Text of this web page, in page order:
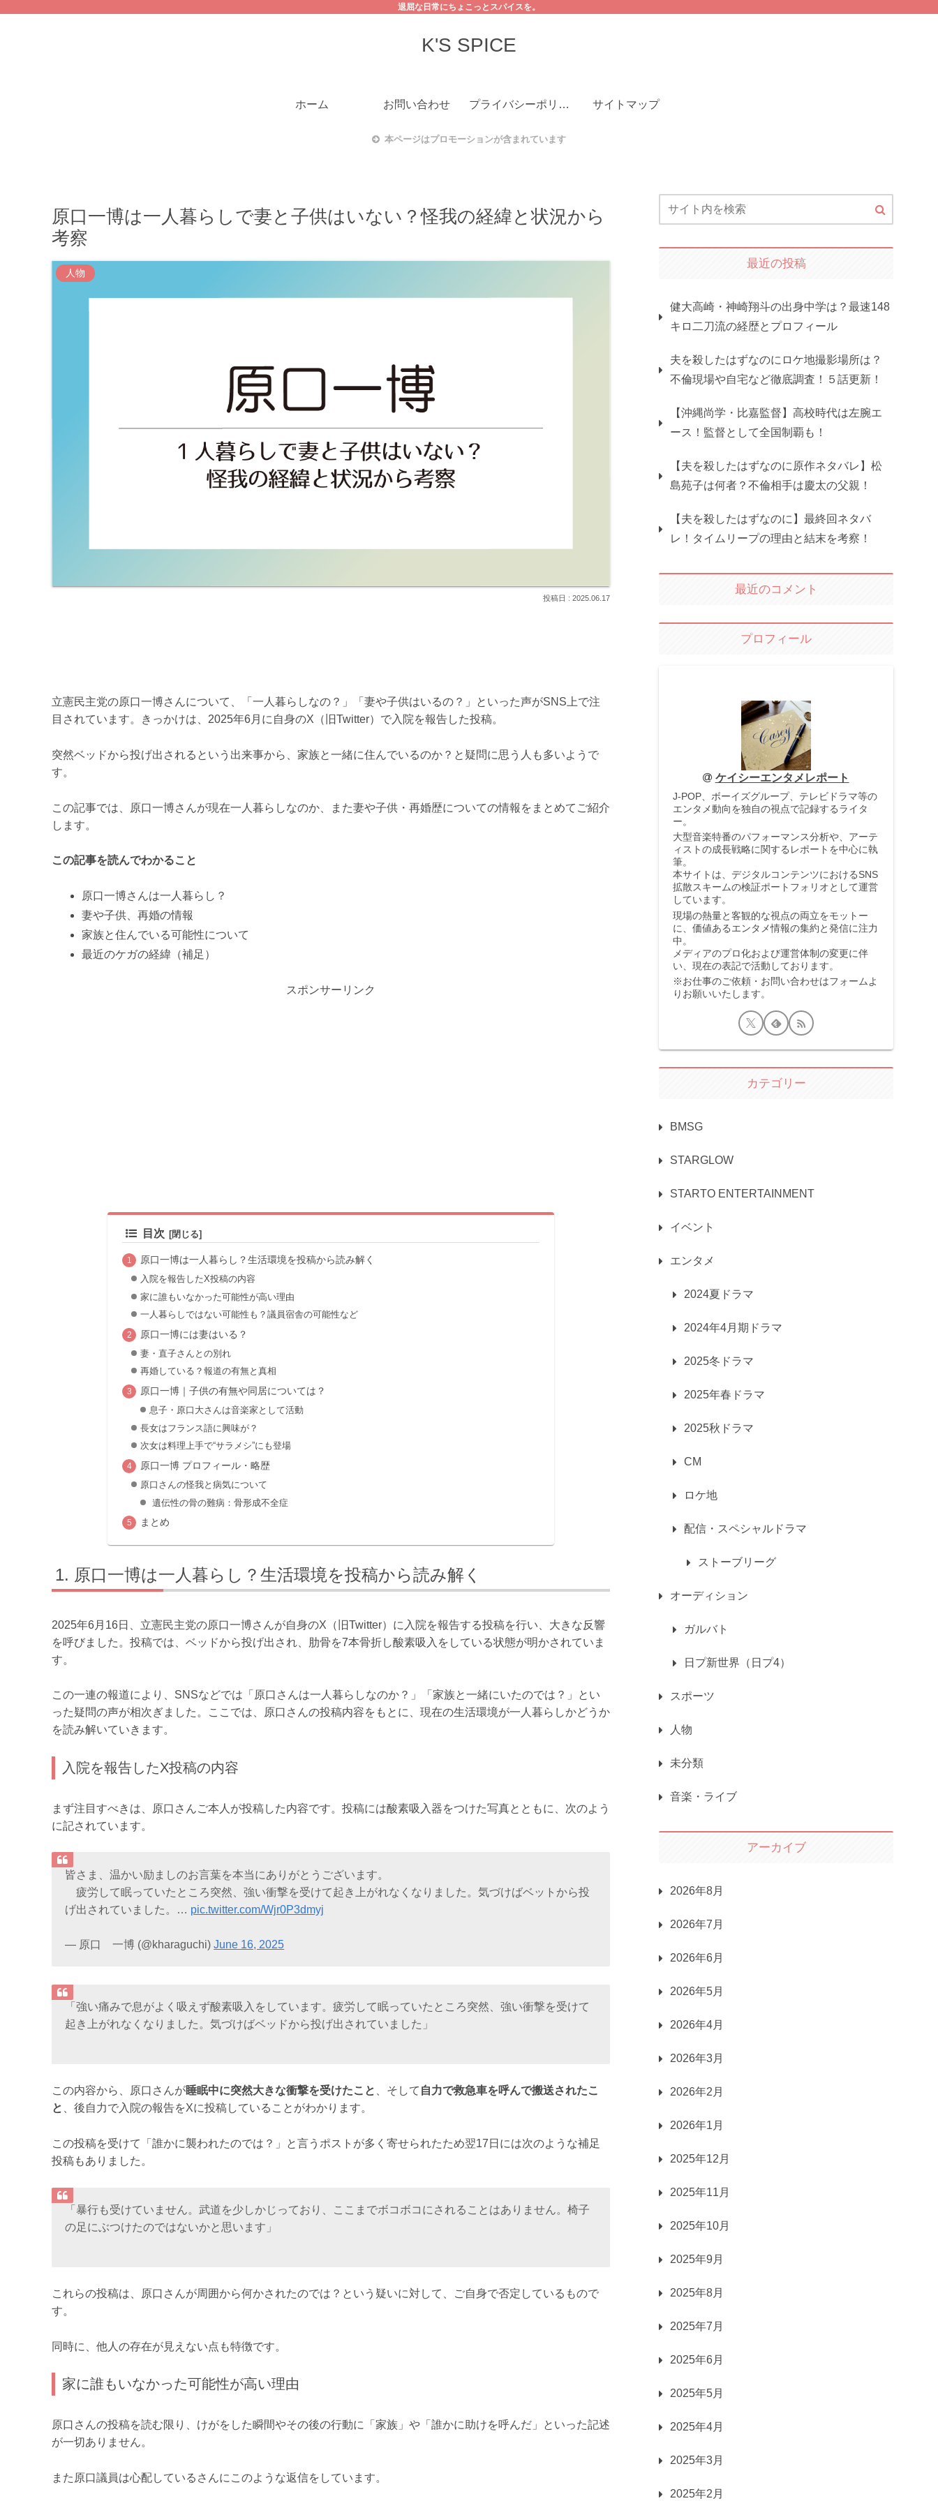
退屈な日常にちょこっとスパイスを。
K'S SPICE
ホーム お問い合わせ プライバシーポリシー サイトマップ
本ページはプロモーションが含まれています
原口一博は一人暮らしで妻と子供はいない？怪我の経緯と状況から
考察
人物
2025.06.17
立憲民主党の原口一博さんについて、「一人暮らしなの？」「妻や子供はいるの？」といった声がSNS上で注
目されています。きっかけは、2025年6月に自身のX（旧Twitter）で入院を報告した投稿。
突然ベッドから投げ出されるという出来事から、家族と一緒に住んでいるのか？と疑問に思う人も多いようで
す。
この記事では、原口一博さんが現在一人暮らしなのか、また妻や子供・再婚歴についての情報をまとめてご紹介
します。
この記事を読んでわかること
原口一博さんは一人暮らし？
妻や子供、再婚の情報
家族と住んでいる可能性について
最近のケガの経緯（補足）
スポンサーリンク
目次
原口一博は一人暮らし？生活環境を投稿から読み解く
入院を報告したX投稿の内容
家に誰もいなかった可能性が高い理由
一人暮らしではない可能性も？議員宿舎の可能性など
原口一博には妻はいる？
妻・直子さんとの別れ
再婚している？報道の有無と真相
原口一博｜子供の有無や同居については？
息子・原口大さんは音楽家として活動
長女はフランス語に興味が？
次女は料理上手で“サラメシ”にも登場
原口一博 プロフィール・略歴
原口さんの怪我と病気について
遺伝性の骨の難病：骨形成不全症
まとめ
原口一博は一人暮らし？生活環境を投稿から読み解く
2025年6月16日、立憲民主党の原口一博さんが自身のX（旧Twitter）に入院を報告する投稿を行い、大きな反響
を呼びました。投稿では、ベッドから投げ出され、肋骨を7本骨折し酸素吸入をしている状態が明かされていま
す。
この一連の報道により、SNSなどでは「原口さんは一人暮らしなのか？」「家族と一緒にいたのでは？」とい
った疑問の声が相次ぎました。ここでは、原口さんの投稿内容をもとに、現在の生活環境が一人暮らしかどうか
を読み解いていきます。
入院を報告したX投稿の内容
まず注目すべきは、原口さんご本人が投稿した内容です。投稿には酸素吸入器をつけた写真とともに、次のよう
に記されています。
皆さま、温かい励ましのお言葉を本当にありがとうございます。
疲労して眠っていたところ突然、強い衝撃を受けて起き上がれなくなりました。気づけばベットから投
げ出されていました。… pic.twitter.com/Wjr0P3dmyj
— 原口 一博 (@kharaguchi)June 16, 2025
「強い痛みで息がよく吸えず酸素吸入をしています。疲労して眠っていたところ突然、強い衝撃を受けて
起き上がれなくなりました。気づけばベッドから投げ出されていました」
この内容から、原口さんが睡眠中に突然大きな衝撃を受けたこと 、そして 自力で救急車を呼んで搬送されたこ
と 、後自力で入院の報告をXに投稿していることがわかります。
この投稿を受けて「誰かに襲われたのでは？」と言うポストが多く寄せられたため翌17日には次のような補足
投稿もありました。
「暴行も受けていません。武道を少しかじっており、ここまでボコボコにされることはありません。椅子
の足にぶつけたのではないかと思います」
これらの投稿は、原口さんが周囲から何かされたのでは？という疑いに対して、ご自身で否定しているもので
す。
同時に、他人の存在が見えない点も特徴です。
家に誰もいなかった可能性が高い理由
原口さんの投稿を読む限り、けがをした瞬間やその後の行動に「家族」や「誰かに助けを呼んだ」といった記述
が一切ありません。
また原口議員は心配しているさんにこのような返信をしています。
最近の投稿
健大高崎・神崎翔斗の出身中学は？最速148
キロ二刀流の経歴とプロフィール
夫を殺したはずなのにロケ地撮影場所は？
不倫現場や自宅など徹底調査！５話更新！
【沖縄尚学・比嘉監督】高校時代は左腕エ
ース！監督として全国制覇も！
【夫を殺したはずなのに原作ネタバレ】松
島苑子は何者？不倫相手は慶太の父親！
【夫を殺したはずなのに】最終回ネタバ
レ！タイムリープの理由と結末を考察！
最近のコメント
プロフィール
ケイシーエンタメレポート
J-POP、ボーイズグループ、テレビドラマ等の
エンタメ動向を独自の視点で記録するライタ
ー。
大型音楽特番のパフォーマンス分析や、アーテ
ィストの成長戦略に関するレポートを中心に執
筆。
本サイトは、デジタルコンテンツにおけるSNS
拡散スキームの検証ポートフォリオとして運営
しています。
現場の熱量と客観的な視点の両立をモットー
に、価値あるエンタメ情報の集約と発信に注力
中。
メディアのプロ化および運営体制の変更に伴
い、現在の表記で活動しております。
※お仕事のご依頼・お問い合わせはフォームよ
りお願いいたします。
カテゴリー
BMSG
STARGLOW
STARTO ENTERTAINMENT
イベント
エンタメ
2024夏ドラマ
2024年4月期ドラマ
2025冬ドラマ
2025年春ドラマ
2025秋ドラマ
CM
ロケ地
配信・スペシャルドラマ
ストーブリーグ
オーディション
ガルバト
日プ新世界（日プ4）
スポーツ
人物
未分類
音楽・ライブ
アーカイブ
2026年8月
2026年7月
2026年6月
2026年5月
2026年4月
2026年3月
2026年2月
2026年1月
2025年12月
2025年11月
2025年10月
2025年9月
2025年8月
2025年7月
2025年6月
2025年5月
2025年4月
2025年3月
2025年2月